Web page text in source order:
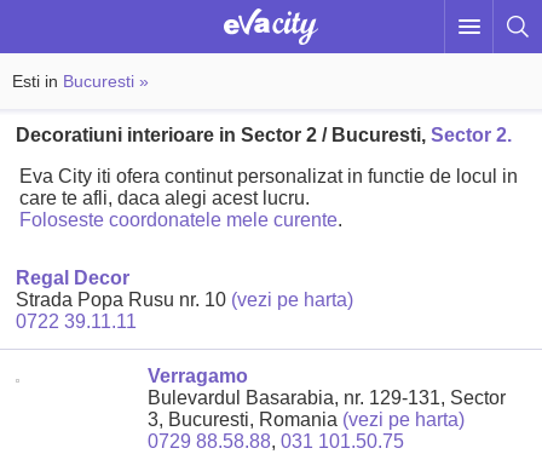
Esti in Bucuresti »
Decoratiuni interioare in Sector 2 / Bucuresti,Sector 2.
Eva City iti ofera continut personalizat in functie de locul in
care te afli, daca alegi acest lucru.
Foloseste coordonatele mele curente.
Regal Decor
Strada Popa Rusu nr. 10 (vezi pe harta)
0722 39.11.11
Verragamo
Bulevardul Basarabia, nr. 129-131, Sector
3, Bucuresti, Romania (vezi pe harta)
0729 88.58.88,031 101.50.75